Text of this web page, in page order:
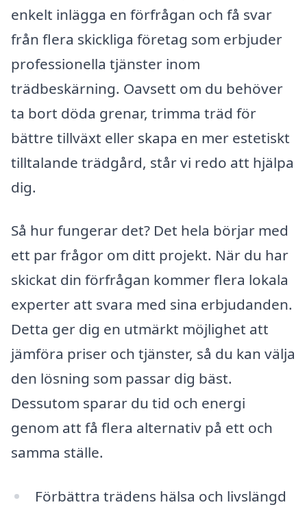
enkelt inlägga en förfrågan och få svar
från flera skickliga företag som erbjuder
professionella tjänster inom
trädbeskärning. Oavsett om du behöver
ta bort döda grenar, trimma träd för
bättre tillväxt eller skapa en mer estetiskt
tilltalande trädgård, står vi redo att hjälpa
dig.
Så hur fungerar det? Det hela börjar med
ett par frågor om ditt projekt. När du har
skickat din förfrågan kommer flera lokala
experter att svara med sina erbjudanden.
Detta ger dig en utmärkt möjlighet att
jämföra priser och tjänster, så du kan välja
den lösning som passar dig bäst.
Dessutom sparar du tid och energi
genom att få flera alternativ på ett och
samma ställe.
Förbättra trädens hälsa och livslängd